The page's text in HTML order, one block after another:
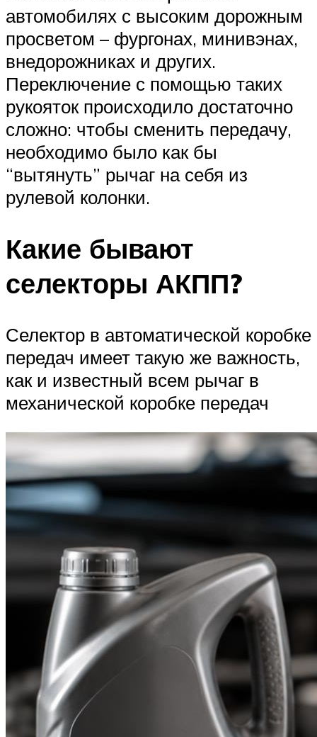
автомобилях с высоким дорожным
просветом – фургонах, минивэнах,
внедорожниках и других.
Переключение с помощью таких
рукояток происходило достаточно
сложно: чтобы сменить передачу,
необходимо было как бы
“вытянуть” рычаг на себя из
рулевой колонки.
Какие бывают
селекторы АКПП?
Селектор в автоматической коробке
передач имеет такую же важность,
как и известный всем рычаг в
механической коробке передач